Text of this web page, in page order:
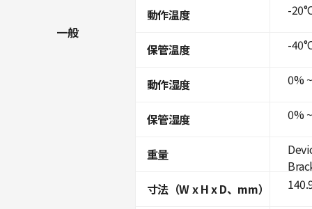
一般
動作温度
保管温度
動作湿度
保管湿度
重量
寸法（W x H x D、mm）
-
-
0%
0%